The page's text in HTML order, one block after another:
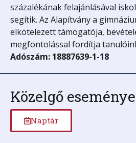
százalékának felajánlásával
segítik. Az Alapítvány a
elkötelezett támogatója,
megfontolással fordítja
Adószám: 18887639-1-18
Közelgő
Naptár